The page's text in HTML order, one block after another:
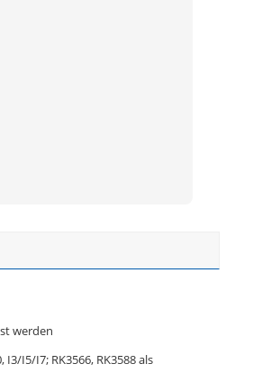
werden
I3/I5/I7; RK3566, RK3588 als